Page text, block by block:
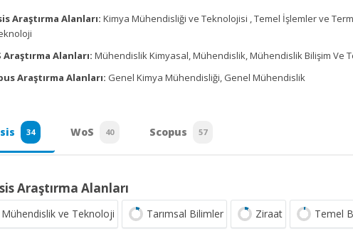
Araştırma Alanları: Kimya Mühendisliği ve Teknolojisi , Temel İşlemler ve
Araştırma Alanları: Mühendislik Kimyasal, Mühendislik, Mühendislik Bilişim Ve
Araştırma Alanları: Genel Kimya Mühendisliği, Genel Mühendislik
34 WoS 40 Scopus 57
Araştırma Alanları
Mühendislik ve Teknoloji Tarımsal Bilimler Ziraat Temel